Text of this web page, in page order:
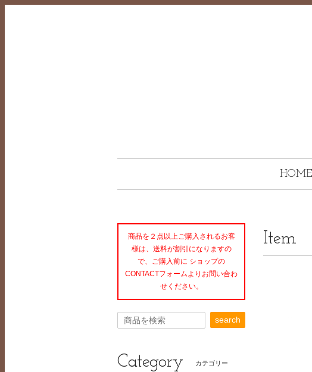
HOME
Item
商品を２点以上ご購入されるお客
様は、送料が割引になりますの
で、ご購入前に ショップの
CONTACTフォームよりお問い合わ
せください。
search
Category カテゴリー